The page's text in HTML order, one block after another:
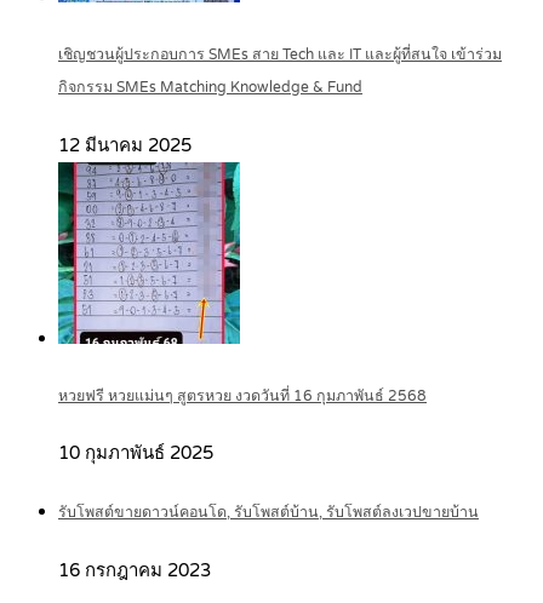
เชิญชวนผู้ประกอบการ SMEs สาย Tech และ IT และผู้ที่สนใจ เข้าร่วม
กิจกรรม SMEs Matching Knowledge & Fund
12 มีนาคม 2025
หวยฟรี หวยแม่นๆ สูตรหวย งวดวันที่ 16 กุมภาพันธ์ 2568
10 กุมภาพันธ์ 2025
รับโพสต์ขายดาวน์คอนโด, รับโพสต์บ้าน, รับโพสต์ลงเวปขายบ้าน
16 กรกฎาคม 2023